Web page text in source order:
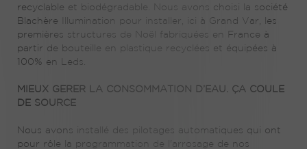
recyclable et biodégradable. Nous avons choisi la société
Blachère Illumination pour installer, ici à Grand Var, les
premières structures de Noël fabriquées en France à
partir de bouteille en plastique recyclées et équipées à
100% en Leds.
MIEUX GERER LA CONSOMMATION D’EAU. ÇA COULE
DE SOURCE
Nous avons installé des pilotages automatiques qui ont
pour rôle la programmation de l'arrosage de nos